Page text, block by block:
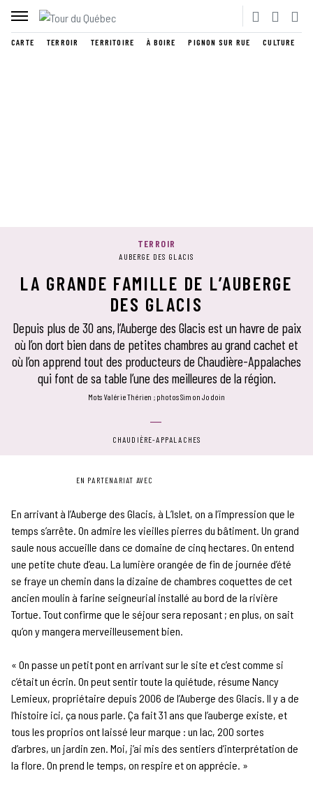
CARTE TERROIR TERRITOIRE À BOIRE PIGNON SUR RUE CULTURE
TERROIR
AUBERGE DES GLACIS
LA GRANDE FAMILLE DE L’AUBERGE
DES GLACIS
Depuis plus de 30 ans, l’Auberge des Glacis est un havre de paix
où l’on dort bien dans de petites chambres au grand cachet et
où l’on apprend tout des producteurs de Chaudière-Appalaches
qui font de sa table l’une des meilleures de la région.
mots Valérie Thérien photos Simon Jodoin
CHAUDIÈRE-APPALACHES
EN PARTENARIAT AVEC
En arrivant à l’Auberge des Glacis, à L’Islet, on a l’impression que le
temps s’arrête. On admire les vieilles pierres du bâtiment. Un grand
saule nous accueille dans ce domaine de cinq hectares. On entend
une petite chute d’eau. La lumière orangée de fin de journée d’été
se fraye un chemin dans la dizaine de chambres coquettes de cet
ancien moulin à farine seigneurial installé au bord de la rivière
Tortue. Tout confirme que le séjour sera reposant ; en plus, on sait
qu’on y mangera merveilleusement bien.
« On passe un petit pont en arrivant sur le site et c’est comme si
c’était un écrin. On peut sentir toute la quiétude, résume Nancy
Lemieux, propriétaire depuis 2006 de l’Auberge des Glacis. Il y a de
l’histoire ici, ça nous parle. Ça fait 31 ans que l’auberge existe, et
tous les proprios ont laissé leur marque : un lac, 200 sortes
d’arbres, un jardin zen. Moi, j’ai mis des sentiers d’interprétation de
la flore. On prend le temps, on respire et on apprécie. »